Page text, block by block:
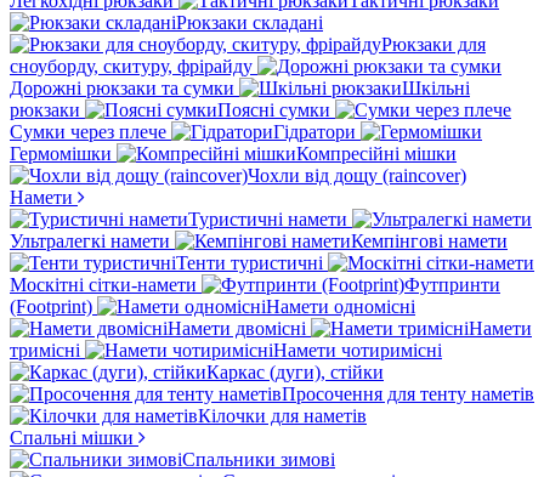
Рюкзаки складані
Рюкзаки для
сноуборду, скитуру, фрірайду
Дорожні рюкзаки та сумки
Шкільні
рюкзаки
Поясні сумки
Сумки через плече
Гідратори
Гермомішки
Компресійні мішки
Чохли від дощу (raincover)
Намети
Туристичні намети
Ультралегкі намети
Кемпінгові намети
Тенти туристичні
Москітні сітки-намети
Футпринти
(Footprint)
Намети одномісні
Намети двомісні
Намети
тримісні
Намети чотиримісні
Каркас (дуги), стійки
Просочення для тенту наметів
Кілочки для наметів
Спальні мішки
Спальники зимові